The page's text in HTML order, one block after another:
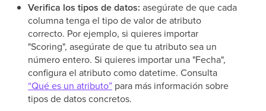
Verifica los tipos de datos: asegúrate de que cada
columna tenga el tipo de valor de atributo
correcto. Por ejemplo, si quieres importar
"Scoring", asegúrate de que tu atributo sea un
número entero. Si quieres importar una "Fecha",
configura el atributo como datetime. Consulta
“Qué es un atributo” para más información sobre
tipos de datos concretos.